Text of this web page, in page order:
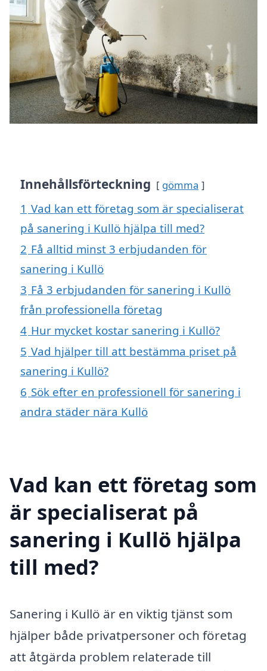
Innehållsförteckning gömma
1 Vad kan ett företag som är specialiserat
på sanering i Kullö hjälpa till med?
2 Få alltid minst 3 erbjudanden för
sanering i Kullö
3 Få 3 erbjudanden för sanering i Kullö
från professionella företag
4 Hur mycket kostar sanering i Kullö?
5 Vad hjälper till att bestämma priset på
sanering i Kullö?
6 Sök efter en professionell för sanering i
andra städer nära Kullö
Vad kan ett företag som
är specialiserat på
sanering i Kullö hjälpa
till med?
Sanering i Kullö är en viktig tjänst som
hjälper både privatpersoner och företag
att åtgärda problem relaterade till